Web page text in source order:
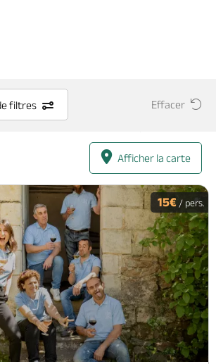
filtres Effacer
Afficher la carte
15€/ pers.